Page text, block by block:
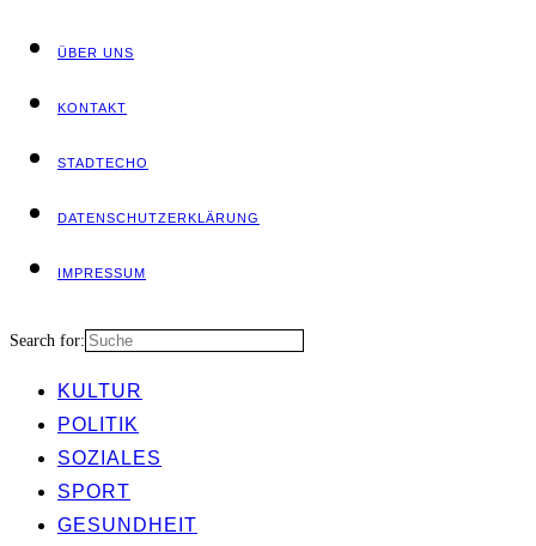
ÜBER UNS
KON­TAKT
STADT­ECHO
DATEN­SCHUTZ­ER­KLÄ­RUNG
IMPRES­SUM
Search for:
KUL­TUR
POLI­TIK
SOZIA­LES
SPORT
GESUND­HEIT